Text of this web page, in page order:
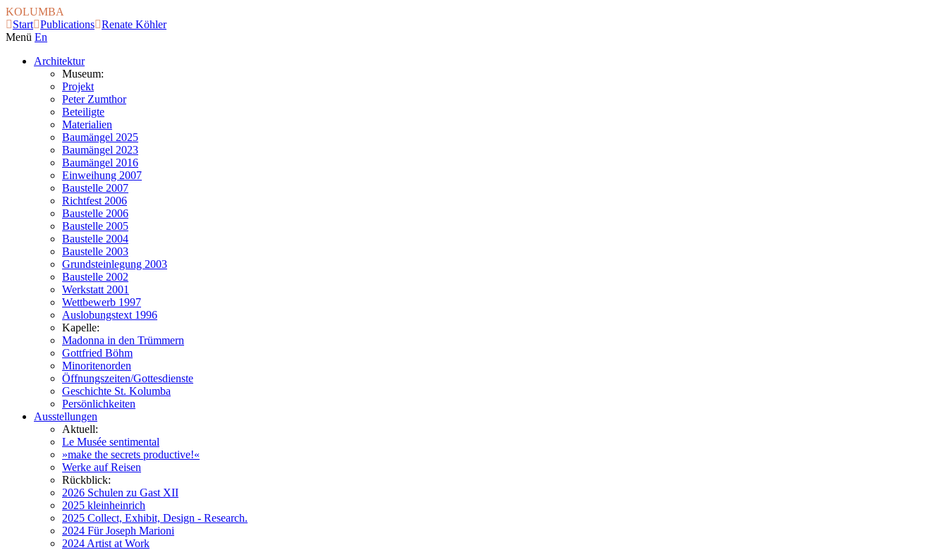
KOLUMBA
Start Publications Renate Köhler
Menü En
Architektur
Museum:
Projekt
Peter Zumthor
Beteiligte
Materialien
Baumängel 2025
Baumängel 2023
Baumängel 2016
Einweihung 2007
Baustelle 2007
Richtfest 2006
Baustelle 2006
Baustelle 2005
Baustelle 2004
Baustelle 2003
Grundsteinlegung 2003
Baustelle 2002
Werkstatt 2001
Wettbewerb 1997
Auslobungstext 1996
Kapelle:
Madonna in den Trümmern
Gottfried Böhm
Minoritenorden
Öffnungszeiten/Gottesdienste
Geschichte St. Kolumba
Persönlichkeiten
Ausstellungen
Aktuell:
Le Musée sentimental
»make the secrets productive!«
Werke auf Reisen
Rückblick:
2026 Schulen zu Gast XII
2025 kleinheinrich
2025 Collect, Exhibit, Design - Research.
2024 Für Joseph Marioni
2024 Artist at Work